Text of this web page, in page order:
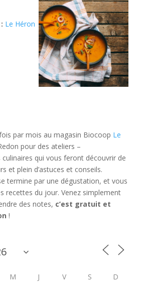
Le Héron
par mois au magasin Biocoop Le
pour des ateliers –
qui vous feront découvrir de
et plein d’astuces et conseils.
termine par une dégustation, et vous
recettes du jour. Venez simplement
des notes, c’est gratuit et
!
M J V S D